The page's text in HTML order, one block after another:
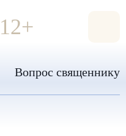
12+
Вопрос священнику